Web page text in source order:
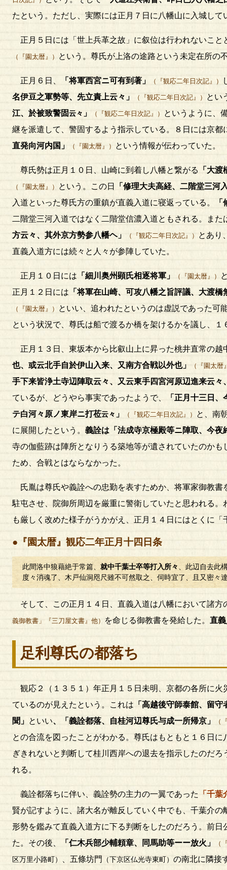
たという。ただし、実際には正月７日に八幡山に入城して
正月５日には「世上兵革之故」に叙位は行われないこと
（『園太暦』） という。尊氏が上洛の途路という未定在所の
正月６日、 「将軍西宮ニ可有到著」 （『観応二年日次記』）
名伊豆之軍勢等、先立責上云々」
（『観応二年日次記』）
とい
江、於被致警固云々 」 （『観応二年日次記』）
というように、
継を派遣して、警固するよう指示している。８日には京都
直発向河内国」
（『園太暦』） という情報が伝わっていた。
尊氏勢は正月１０日、山崎に到着し八幡と繋がる 「大渡
（『園太暦』） という。この日
「修理大夫高経、二階堂三河
入道といった尊氏方の重鎮が直義入道に寝返っている。
二階堂三河入道ではなく二階堂信濃入道ともされる。また
方云々、其外京方勢参八幡ヘ」
（『観応二年日次記』）
とあり
直義入道方には続々と人々が参陣していた。
正月１０日には 「細川奥州顕氏相逐将軍」 （『園太暦』）
正月１２日には 「将軍在山崎、可攻八幡之旨評議、大渡
（『園太暦』）
といい、追われたというのは虚説であった可
という状況で、尊氏は船で渡るか橋を架けるかを議し、
正月１３日、東坂本から比叡山上に昇った桃井直常の越
也、或云北手自於伊山入来、又南方合戦以外也」
（『園太暦
手下来皆浄土寺辺陣取云々、又云東手四宮河原辺進来云々
ているが、どうやら事実であったようで、
「正月十三日
テ白河々原ノ東岸ニ打莅云々 」 （『観応二年日次記』）
と、南
に展開したという。 義詮は「法成寺京極殿等ニ陣取、今夜
寺の伽藍跡は陣所となりうる築地等が遺されていたのか
ため、合戦とはならなかった。
氏胤は尊氏や義詮への忠勤を表すためか、将軍家御教
駐屯させ、院御所周辺を厳重に警衛していたと思われる
も厳しく改めた様子がうかがえ、正月１４日にはとくに
●『園太暦』観応二年正月十四日条
此間洛中狼藉絶于常篇、 就中千葉士卒等打入所々
、此辺自去此
度々消魂了、木戸仙洞咫尺雖不可然取之、伺時宜了、且又密々
そして、この正月１４日、直義入道は八幡において諸方
義御教書」『三刀屋文書』他） を命じる御教書を発給した。 直
足利尊氏の都落ち
観応２（１３５１）年正月１５日未明、京都の各所に
ているのが見えたという。これは 「高越後守師泰館、留守
聞」 といい、「義詮都落、自桂河辺尊氏与成一所帰京」 （
との合流を図ったことがわかる。尊氏はもともと１６日に
ぎきれないと判断して桂川西岸への退去を指示したのだ
れる。
義詮都落ちに伴い、義詮勢の主力の一翼であった
「千
賢が記すように、諸大名が離反していく中でも、千葉介
形勢を鑑みて直義入道方に下る判断をしたのだろう。前
た。その後、
「仁木兵部少輔頼章、同馬助等ーー放火」 （
区万里小路町） 、五條坊門 （下京区仏光寺東町） の南北に隣接